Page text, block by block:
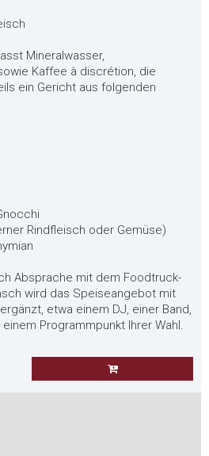
Mineralwasser,
Kaffee à discrétion, die
ein Gericht aus folgenden
Rindfleisch oder Gemüse)
Absprache mit dem Foodtruck-
wird das Speiseangebot mit
etwa einem DJ, einer Band,
Programmpunkt Ihrer Wahl.